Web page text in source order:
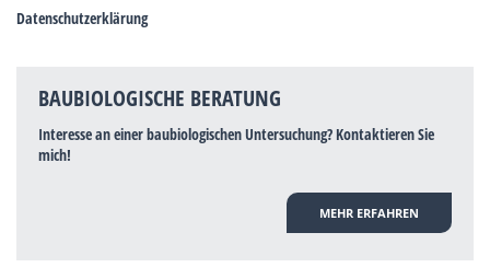
Datenschutzerklärung
BAUBIOLOGISCHE BERATUNG
Interesse an einer baubiologischen Untersuchung? Kontaktieren Sie
mich!
MEHR ERFAHREN